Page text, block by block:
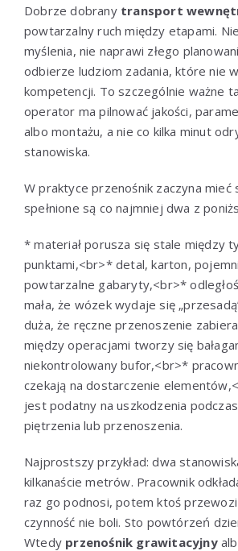
Dobrze dobrany transport
powtarzalny ruch między etapami.
myślenia, nie naprawi złego
odbierze ludziom zadania, które nie
kompetencji. To szczególnie ważne
operator ma pilnować jakości,
albo montażu, a nie co kilka minut
stanowiska.
W praktyce przenośnik zaczyna mieć
spełnione są co najmniej dwa z
* materiał porusza się stale między
punktami,<br>* detal, karton,
powtarzalne gabaryty,<br>*
mała, że wózek wydaje się
duża, że ręczne przenoszenie
między operacjami tworzy się
niekontrolowany bufor,<br>*
czekają na dostarczenie
jest podatny na uszkodzenia podczas
piętrzenia lub przenoszenia.
Najprostszy przykład: dwa
kilkanaście metrów. Pracownik
raz go podnosi, potem ktoś przewozi
czynność nie boli. Sto powtórzeń
Wtedy przenośnik grawitacyjny